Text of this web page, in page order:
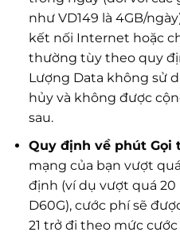
như VD149 là 4GB/
kết nối Internet hoặc
thường tùy theo quy
Lượng Data không sử
hủy và không được
sau.
Quy định về phút Gọi
mạng của bạn vượt
định (ví dụ vượt quá
D60G), cước phí sẽ
21 trở đi theo mức